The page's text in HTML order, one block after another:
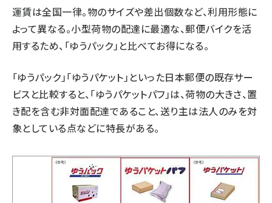
運賃は全国一律。物のサイズや差出個数など、利用形態に
よって異なる。小型荷物の配達に最適な、郵便バイクを活
用するため、「ゆうパック」と比べてお得になる。
「ゆうパック」「ゆうパケット」といった日本郵便の既存サー
ビスと比較すると、「ゆうパケットパフ」は、荷物の大きさ、置
き配を含む非対面配達であること、送り主は法人のみを対
象としている点などに特長がある。